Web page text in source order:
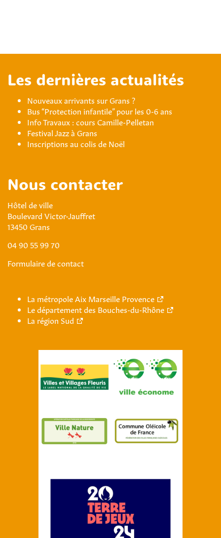
Les dernières actualités
Nouveaux arrivants sur Grans ?
Bus “Protection infantile” pour les 0-6 ans
Info Travaux : cours Camille-Pelletan
Festival Jazz à Grans
Inscriptions au colis de Noël
Nous contacter
Hôtel de ville
Boulevard Victor-Jauffret
13450 Grans
04 90 55 99 70
Formulaire de contact
La métropole Aix Marseille Provence
Le département des Bouches-du-Rhône
La région Sud